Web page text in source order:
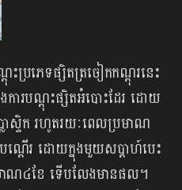
ប្រភេទផ្សិតត្រចៀកកណ្តុរនេះ
របណ្តុះផ្សិតអំបោះដែរ ដោយ
លាស្ទិក រហូតរយៈពេលប្រមាណ
តើរ ដោយក្នុងមួយសប្ដាហ៍បេះ
ណ៤ខែ ទើបលែងមានផល។